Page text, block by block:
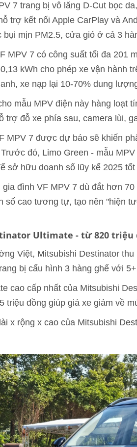
7 trang bị vô lăng D-Cut bọc
trợ kết nối Apple CarPlay và
bụi mịn PM2.5, cửa gió ở cả 3
MPV 7 có công suất tối đa 201
kWh cho phép xe vận hành
xe nạp lại 10-70% dung
mẫu MPV điện này hàng loạt
trợ đỗ xe phía sau, camera lùi,
MPV 7 được dự báo sẽ khiến
đó, Limo Green - mẫu
sở hữu doanh số lũy kế 2025
gia đình VF MPV 7 dù đắt hơn
số cao tương tự, tạo nên "hiện
Ultimate - từ 820 triệu
Việt, Mitsubishi Destinator
bị cấu hình 3 hàng ghế với
cao cấp nhất của Mitsubishi
triệu đồng giúp giá xe giảm về
x rộng x cao của Mitsubishi